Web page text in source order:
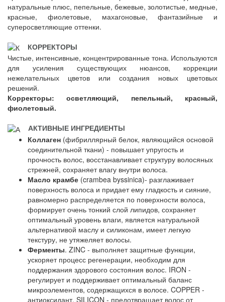
натуральные плюс, пепельные, бежевые, золотистые, медные,
красные, фиолетовые, махагоновые, фантазийные и
суперосветляющие оттенки.
КОРРЕКТОРЫ
Чистые, интенсивные, концентрированные тона. Используются
для усиления существующих нюансов, коррекции
нежелательных цветов или создания новых цветовых
решений.
Корректоры: осветляющий, пепельный, красный,
фиолетовый.
АКТИВНЫЕ ИНГРЕДИЕНТЫ
Коллаген (фибриллярный белок, являющийся основой
соединительной ткани) - повышает упругость и
прочность волос, восстанавливает структуру волосяных
стрежней, сохраняет влагу внутри волоса.
Масло крамбе (crambea byssinica)- разглаживает
поверхность волоса и придает ему гладкость и сияние,
равномерно распределяется по поверхности волоса,
формирует очень тонкий слой липидов, сохраняет
оптимальный уровень влаги, является натуральной
альтернативой маслу и силиконам, имеет легкую
текстуру, не утяжеляет волосы.
Ферменты. ZINC - выполняет защитные функции,
ускоряет процесс регенерации, необходим для
поддержания здорового состояния волос. IRON -
регулирует и поддерживает оптимальный баланс
микроэлементов, содержащихся в волосе. COPPER -
антиоксидант. SILICON - предотвращает волос от